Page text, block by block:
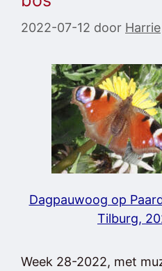
2022-07-12 door Harrie
Dagpauwoog op
Tilburg,
Week 28-2022, met